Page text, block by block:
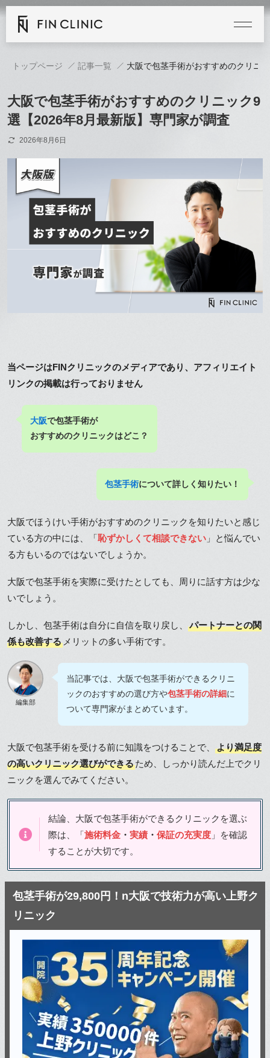
トップページ 記事一覧 大阪で包茎手術がおすすめのクリニ
大阪で包茎手術がおすすめのクリニック9
選【2026年8月最新版】専門家が調査
2026年8月6日
当ページはFINクリニックのメディアであり、アフィリエイト
リンクの掲載は行っておりません
大阪で包茎手術が
おすすめのクリニックはどこ？
包茎手術について詳しく知りたい！
大阪でほうけい手術がおすすめのクリニックを知りたいと感じ
ている方の中には、「恥ずかしくて相談できない 」と悩んでい
る方もいるのではないでしょうか。
大阪で包茎手術を実際に受けたとしても、周りに話す方は少な
いでしょう。
しかし、包茎手術は自分に自信を取り戻し、
パートナーとの関
係も改善する メリットの多い手術です。
編集部
当記事では、大阪で包茎手術ができるクリニ
ックのおすすめの選び方や包茎手術の詳細に
ついて専門家がまとめています。
大阪で包茎手術を受ける前に知識をつけることで、
より満足度
の高いクリニック選びができるため、しっかり読んだ上でクリ
ニックを選んでみてください。
結論、大阪で包茎手術ができるクリニックを選ぶ
際は、「施術料金・ 実績・ 保証の充実度」を確認
することが大切です。
包茎手術が29,800円！n大阪で技術力が高い上野ク
リニック